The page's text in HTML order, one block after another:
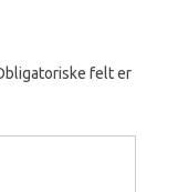
felt er